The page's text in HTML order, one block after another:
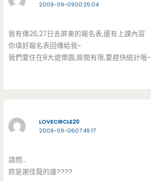
2009-09-0900:25:04
我有傳26,27日去屏東的報名表,還有上課內容
你填好報名表回傳給我~
我們要住在8大遊樂園,房間有限,要趕快統計哦~
LOVECIRCLE20
2009-09-0607:49:17
請問…
妳是謝佳龍的誰????